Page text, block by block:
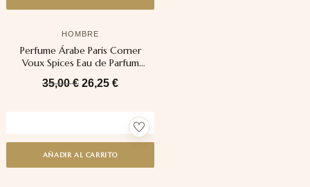
HOMBRE
Perfume Árabe Paris Corner
Voux Spices Eau de Parfum
35,00€ 26,25 €
AÑADIR AL CARRITO